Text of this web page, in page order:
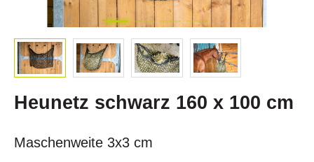
Heunetz schwarz 160 x 100 cm
Maschenweite 3x3 cm